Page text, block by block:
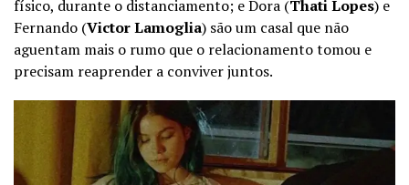
físico, durante o distanciamento; e Dora (Thati Lopes) e
Fernando (Victor Lamoglia) são um casal que não
aguentam mais o rumo que o relacionamento tomou e
precisam reaprender a conviver juntos.